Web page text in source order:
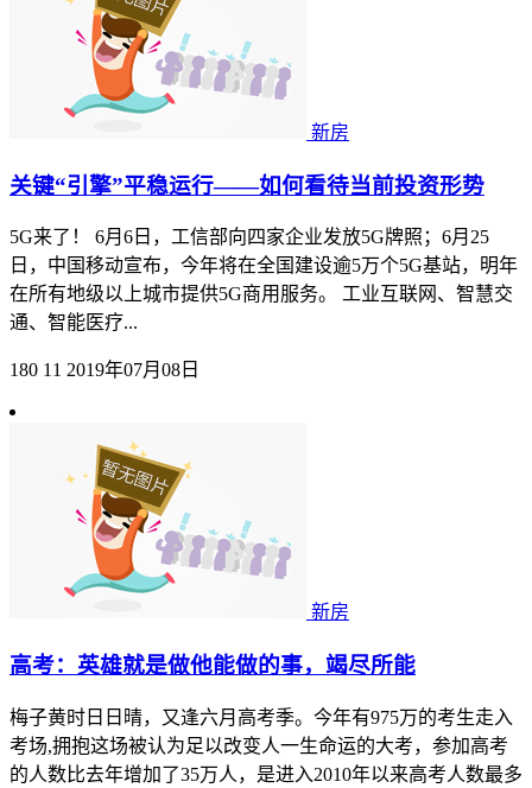
新房
关键“引擎”平稳运行——如何看待当前投资形势
5G来了！ 6月6日，工信部向四家企业发放5G牌照；6月25
日，中国移动宣布，今年将在全国建设逾5万个5G基站，明年
在所有地级以上城市提供5G商用服务。 工业互联网、智慧交
通、智能医疗...
180 11 2019年07月08日
新房
高考：英雄就是做他能做的事，竭尽所能
梅子黄时日日晴，又逢六月高考季。今年有975万的考生走入
考场,拥抱这场被认为足以改变人一生命运的大考，参加高考
的人数比去年增加了35万人，是进入2010年以来高考人数最多